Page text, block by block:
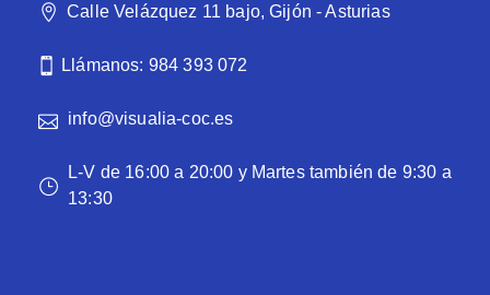
Calle Velázquez 11 bajo, Gijón - Asturias
Llámanos: 984 393 072
info@visualia-coc.es
L-V de 16:00 a 20:00 y Martes también de 9:30 a
13:30